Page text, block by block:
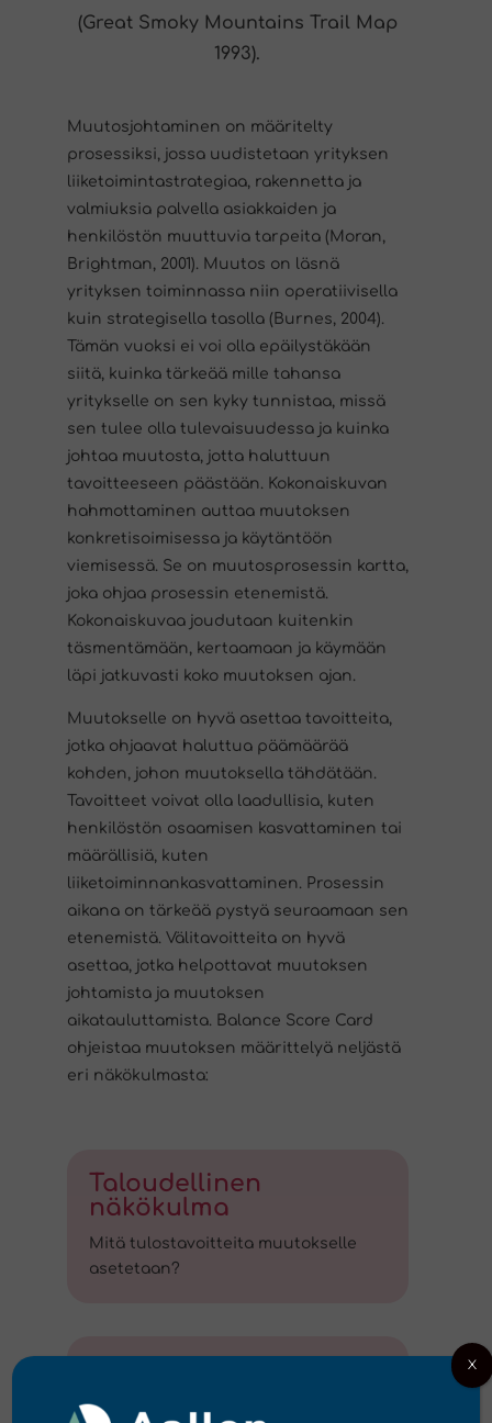
(Great Smoky Mountains Trail Map
1993).
Muutosjohtaminen on määritelty
prosessiksi, jossa uudistetaan yrityksen
liiketoimintastrategiaa, rakennetta ja
valmiuksia palvella asiakkaiden ja
henkilöstön muuttuvia tarpeita (Moran,
Brightman, 2001). Muutos on läsnä
yrityksen toiminnassa niin operatiivisella
kuin strategisella tasolla (Burnes, 2004).
Tämän vuoksi ei voi olla epäilystäkään
siitä, kuinka tärkeää mille tahansa
yritykselle on sen kyky tunnistaa, missä
sen tulee olla tulevaisuudessa ja kuinka
johtaa muutosta, jotta haluttuun
tavoitteeseen päästään. Kokonaiskuvan
hahmottaminen auttaa muutoksen
konkretisoimisessa ja käytäntöön
viemisessä. Se on muutosprosessin kartta,
joka ohjaa prosessin etenemistä.
Kokonaiskuvaa joudutaan kuitenkin
täsmentämään, kertaamaan ja käymään
läpi jatkuvasti koko muutoksen ajan.
Muutokselle on hyvä asettaa tavoitteita,
jotka ohjaavat haluttua päämäärää
kohden, johon muutoksella tähdätään.
Tavoitteet voivat olla laadullisia, kuten
henkilöstön osaamisen kasvattaminen tai
määrällisiä, kuten
liiketoiminnankasvattaminen. Prosessin
aikana on tärkeää pystyä seuraamaan sen
etenemistä. Välitavoitteita on hyvä
asettaa, jotka helpottavat muutoksen
johtamista ja muutoksen
aikatauluttamista. Balance Score Card
ohjeistaa muutoksen määrittelyä neljästä
eri näkökulmasta:
Taloudellinen
näkökulma
Mitä tulostavoitteita muutokselle
asetetaan?
Miten asiakas hyötyy muutoksesta?
X